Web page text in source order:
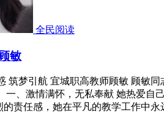
全民阅读
敏
梦引航 宜城职高教师顾敏 顾敏
、激情满怀，无私奉献 她热爱
责任感，她在平凡的教学工作中